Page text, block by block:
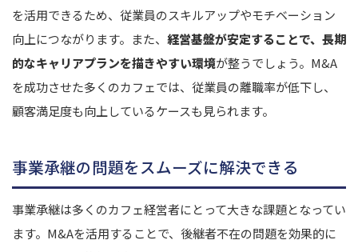
を活用できるため、従業員のスキルアップやモチベーション
向上につながります。また、 経営基盤が安定することで、長期
的なキャリアプランを描きやすい環境が整うでしょう。 M&A
を成功させた多くのカフェでは、従業員の離職率が低下し、
顧客満足度も向上しているケースも見られます。
事業承継の問題をスムーズに解決できる
事業承継は多くのカフェ経営者にとって大きな課題となってい
ます。M&Aを活用することで、後継者不在の問題を効果的に